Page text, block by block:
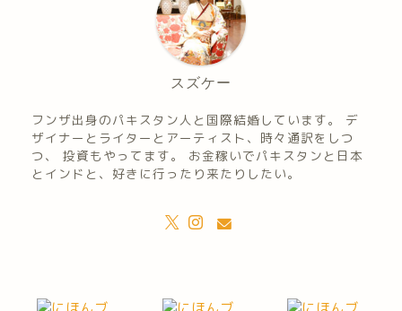
スズケー
フンザ出身のパキスタン人と国際結婚しています。 デ
ザイナーとライターとアーティスト、時々通訳をしつ
つ、 投資もやってます。 お金稼いでパキスタンと日本
とインドと、好きに行ったり来たりしたい。